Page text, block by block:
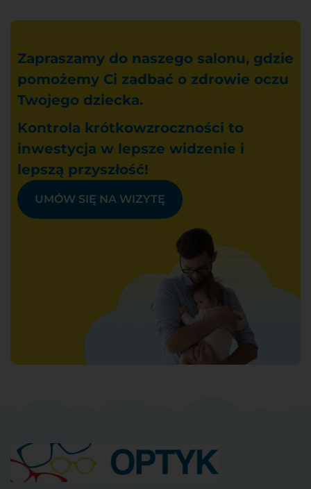
Zapraszamy do naszego salonu, gdzie
pomożemy Ci zadbać o zdrowie oczu
Twojego dziecka.
Kontrola krótkowzroczności to
inwestycja w lepsze widzenie i
lepszą przyszłość!
UMÓW SIĘ NA WIZYTĘ